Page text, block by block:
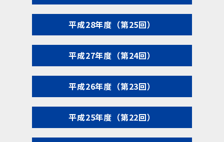
平成28年度（第25回）
平成27年度（第24回）
平成26年度（第23回）
平成25年度（第22回）